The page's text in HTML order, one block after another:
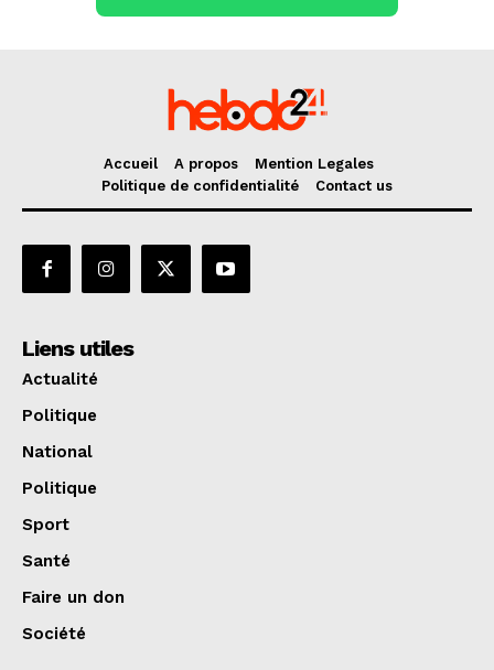
Accueil A propos
Mention Legales
Politique de confidentialité
Contact us
Liens utiles
Actualité
Politique
National
Politique
Sport
Santé
Faire un don
Société